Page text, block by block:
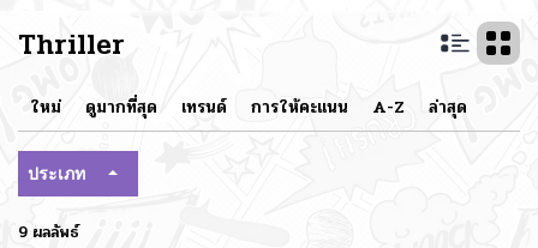
Thriller
ใหม่ ดูมากที่สุด เทรนด์ การให้คะแนน A-Z ล่าสุด
ประเภท
9 ผลลัพธ์